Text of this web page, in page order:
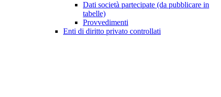
Dati società partecipate (da pubblicare in
tabelle)
Provvedimenti
Enti di diritto privato controllati